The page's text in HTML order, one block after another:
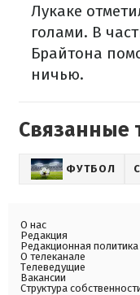
Лукаке
голами. В
Брайтона
ничью.
Связанные
ФУТБОЛ
О нас
Редакция
Редакционная политика
О телеканале
Телеведущие
Вакансии
Структура